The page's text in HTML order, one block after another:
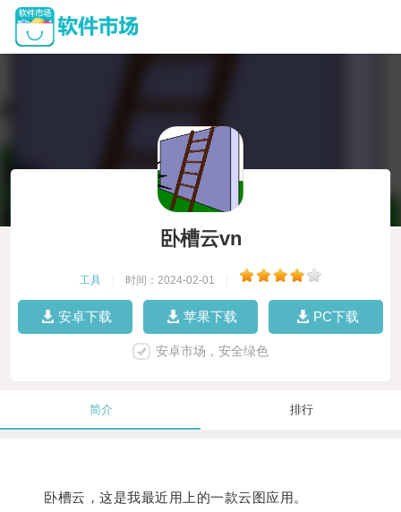
卧槽云vn
工具 时间：2024-02-01
安卓下载 苹果下载 PC下载
安卓市场，安全绿色
简介 排行
卧槽云，这是我最近用上的一款云图应用。